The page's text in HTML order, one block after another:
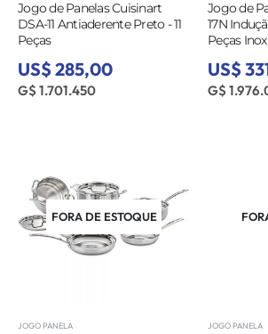
Jogo de Panelas Cuisinart
DSA-11 Antiaderente Preto - 11
Peças
US$ 285,00
G$ 1.701.450
Jogo de
17N
Peças
US$
G$
FORA DE ESTOQUE
JOGO PANELA JOGO PANELA